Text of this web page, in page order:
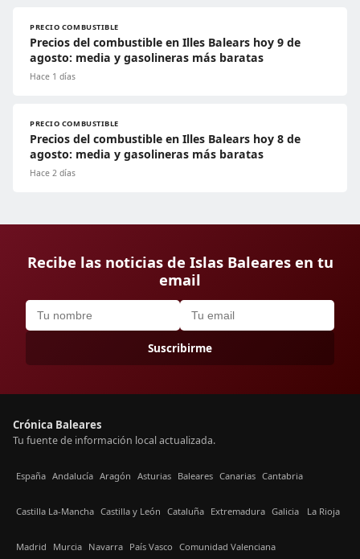
PRECIO COMBUSTIBLE
Precios del combustible en Illes Balears hoy 9 de
agosto: media y gasolineras más baratas
Hace 1 días
PRECIO COMBUSTIBLE
Precios del combustible en Illes Balears hoy 8 de
agosto: media y gasolineras más baratas
Hace 2 días
Recibe las noticias de Islas Baleares en tu
email
Suscribirme
Crónica Baleares
Tu fuente de información local actualizada.
España Andalucía Aragón Asturias Baleares Canarias Cantabria
Castilla La-Mancha Castilla y León Cataluña Extremadura Galicia La Rioja
Madrid Murcia Navarra País Vasco Comunidad Valenciana